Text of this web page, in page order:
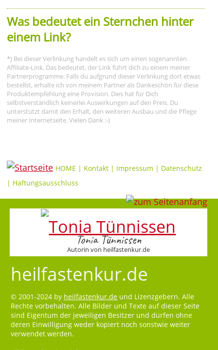
Was bedeutet ein Sternchen hinter
einem Link?
*) Bei dieser Verlinkung handelt es sich um einen sogenannten
Affiliate-Link. Das bedeutet, der Link führt dich zu einem meiner
Partnerprogramme. Falls du aufgrund dieser Verlinkung dort etwas
bestellst, erhalte ich von meinem Partner als Dankeschön für diese
Produktempfehlung eine Provision. Dies hat für Dich
selbstverständlich keinerlei Auswirkungen auf den Preis. Du
unterstützt damit den Erhalt, den weiteren Ausbau und die Pflege
meiner Internetseite. Vielen Dank :-)
HOME | Kontakt | Impressum | Datenschutz
| Haftungsausschluss
Tonia Tünnissen
Autorin von heilfastenkur.de
heilfastenkur.de
© 2001-2024 by heilfastenkur.de und Lizenzgebern. Alle
Rechte vorbehalten. Alle Bilder und Texte auf dieser Seite
sind Eigentum der jeweiligen Besitzer und dürfen ohne
deren Einwilligung weder kopiert noch sonstwie weiter
verwendet werden.